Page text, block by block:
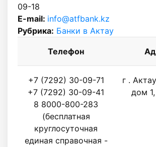
09-18
E-mail: info@atfbank.kz
Рубрика: Банки в Актау
Телефон
+7 (7292) 30-09-71
+7 (7292) 30-09-41
8 8000-800-283
(бесплатная
круглосуточная
единая справочная -
г .
дом